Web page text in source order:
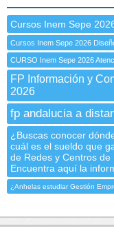
Cursos Inem Sepe
Cursos Inem Sepe 2026
CURSO Inem Sepe 2026
FP Información y
2026
fp andalucia a
¿Buscas conocer
cuál es el sueldo que
de Redes y Centros
Encuentra aquí la
¿Anhelas estudiar Gestión